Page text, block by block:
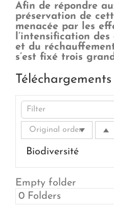
Afin de répondre
préservation de
menacée par les
l’intensification
et du
s’est fixé trois
Téléchargements
Biodiversité
Empty folder
0 Folders